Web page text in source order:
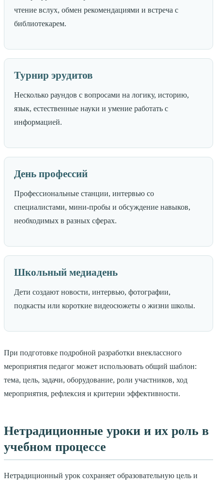
чтение вслух, обмен рекомендациями и встреча с
библиотекарем.
Турнир эрудитов
Несколько раундов с вопросами на логику, историю,
язык, естественные науки и умение работать с
информацией.
День профессий
Профессиональные станции, интервью со
специалистами, мини-пробы и обсуждение навыков,
необходимых в разных сферах.
Школьный медиадень
Дети создают новости, интервью, фотографии,
подкасты или короткие видеосюжеты о жизни школы.
При подготовке подробной разработки внеклассного
мероприятия педагог может использовать общий шаблон:
тема, цель, задачи, оборудование, роли участников, ход
мероприятия, рефлексия и критерии эффективности.
Нетрадиционные уроки и их роль в
учебном процессе
Нетрадиционный урок сохраняет образовательную цель и